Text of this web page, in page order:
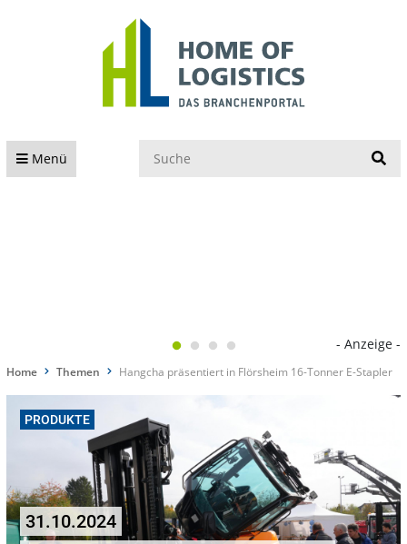
Menü
- Anzeige -
Home Themen Hangcha präsentiert in Flörsheim 16-Tonner E-Stapler
PRODUKTE
31.10.2024